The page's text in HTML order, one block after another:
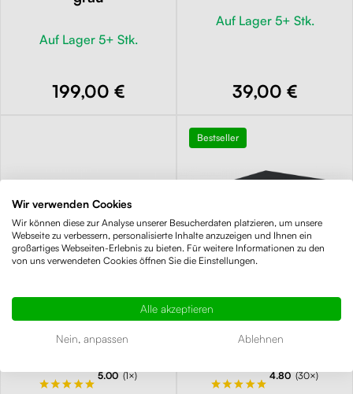
Auf Lager 5+ Stk.
199,00 €
Auf Lager 5+ Stk.
39,00 €
5.00 (1×)
Bestseller
4.80 (30×)
Wir verwenden Cookies
Wir können diese zur Analyse unserer Besucherdaten platzieren, um unsere
Webseite zu verbessern, personalisierte Inhalte anzuzeigen und Ihnen ein
großartiges Webseiten-Erlebnis zu bieten. Für weitere Informationen zu den
von uns verwendeten Cookies öffnen Sie die Einstellungen.
Alle akzeptieren
Nein, anpassen Ablehnen